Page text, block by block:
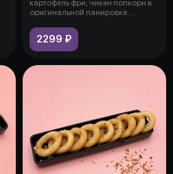
картофель фри, чикен попкорн в
оригинальной панировке.
2299 ₽